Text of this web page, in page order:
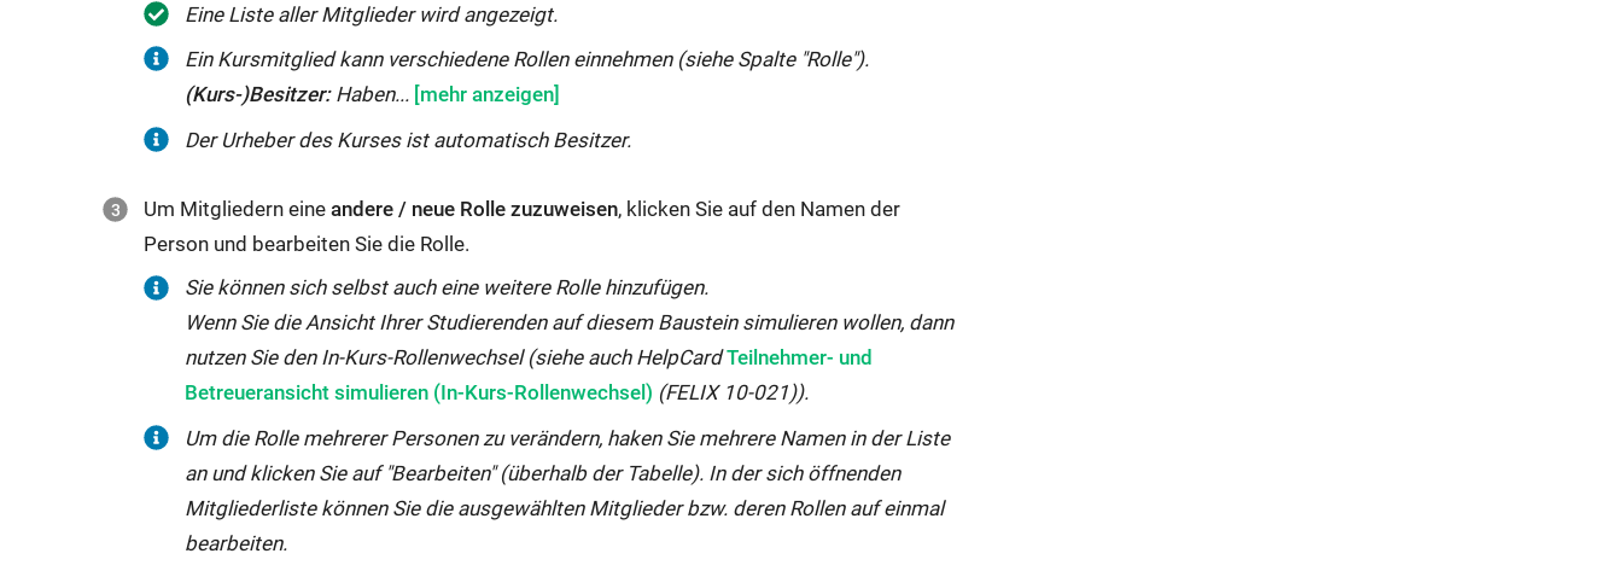
e
m
F
n
s
t
e
r
g
ö
f
Eine Liste aller Mitglieder wird angezeigt.
Ein
Kursmitglied
kann
Rollen
einnehmen
alle
Rechte
über
den
Ein Kursmitglied kann verschiedene Rollen einnehmen (siehe Spalte "Rolle").
(Kurs-)Besitzer:Haben...
Der Urheber des Kurses ist automatisch Besitzer.
Um Mitgliedern eineandere / neue Rolle zuzuweisen, klicken Sie auf den Namen der
Person und bearbeiten Sie die Rolle.
Sie können sich selbst auch eine weitere Rolle hinzufügen.
Wenn Sie die Ansicht Ihrer Studierenden auf diesem Baustein simulieren wollen, dann
nutzen Sie den In-Kurs-Rollenwechsel (siehe auch HelpCardExterner
Link
wird
neuem
Teilnehmer- und
Betreueransicht simulieren (In-Kurs-Rollenwechsel) ​​​​​​​ (FELIX 10-021)).
Um die Rolle mehrerer Personen zu verändern, haken Sie mehrere Namen in der Liste
an und klicken Sie auf "Bearbeiten" (überhalb der Tabelle). In der sich öffnenden
Mitgliederliste können Sie die ausgewählten Mitglieder bzw. deren Rollen auf einmal
bearbeiten.